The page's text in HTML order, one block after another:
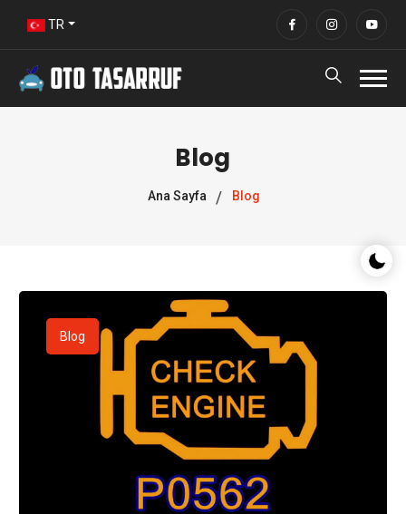
Gece/
TR
Blog
Ana Sayfa Blog
Blog